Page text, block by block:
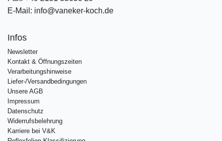
E-Mail: info@vaneker-koch.de
Infos
Newsletter
Kontakt & Öffnungszeiten
Verarbeitungshinweise
Liefer-/Versandbedingungen
Unsere AGB
Impressum
Datenschutz
Widerrufsbelehrung
Karriere bei V&K